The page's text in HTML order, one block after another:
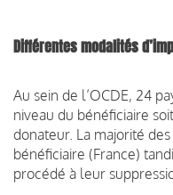
Différentes modalités
Au sein de l’OCDE, 24
niveau du bénéficiaire
donateur. La majorité
bénéficiaire (France)
procédé à leur